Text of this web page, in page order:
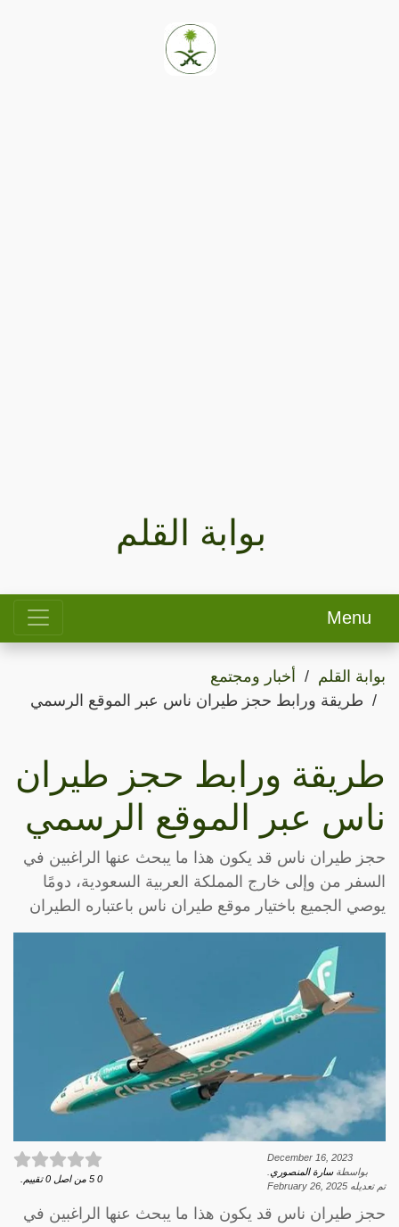
بوابة القلم
Menu
بوابة القلم
أخبار ومجتمع
طريقة ورابط حجز طيران ناس عبر الموقع الرسمي
طريقة ورابط حجز طيران
ناس عبر الموقع الرسمي
حجز طيران ناس قد يكون هذا ما يبحث عنها الراغبين في
السفر من وإلى خارج المملكة العربية السعودية، دومًا
يوصي الجميع باختيار موقع طيران ناس باعتباره الطيران
December 16, 2023
بواسطةسارة المنصوري
تم تعديله February 26, 2025
0
5 من اصل 0 تقييم.
حجز طيران ناس قد يكون هذا ما يبحث عنها الراغبين في